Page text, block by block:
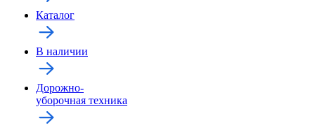
Каталог
В наличии
Дорожно-
уборочная техника